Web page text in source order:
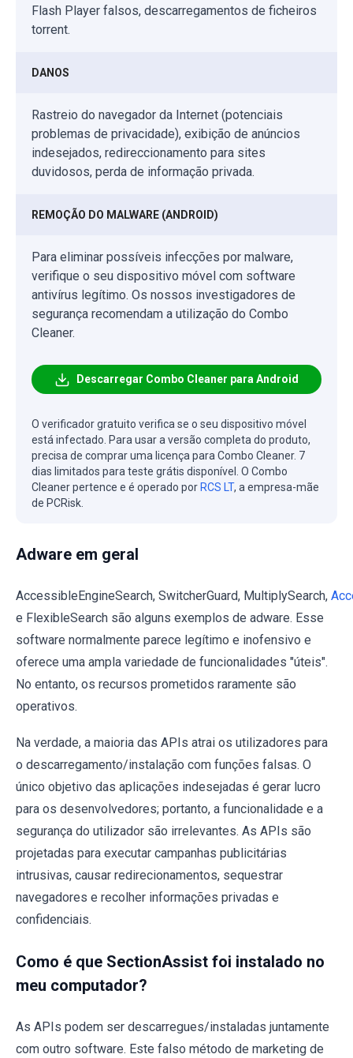
Flash Player falsos, descarregamentos de ficheiros
torrent.
DANOS
Rastreio do navegador da Internet (potenciais
problemas de privacidade), exibição de anúncios
indesejados, redireccionamento para sites
duvidosos, perda de informação privada.
REMOÇÃO DO MALWARE (ANDROID)
Para eliminar possíveis infecções por malware,
verifique o seu dispositivo móvel com software
antivírus legítimo. Os nossos investigadores de
segurança recomendam a utilização do Combo
Cleaner.
Descarregar Combo Cleaner para Android
O verificador gratuito verifica se o seu dispositivo móvel
está infectado. Para usar a versão completa do produto,
precisa de comprar uma licença para Combo Cleaner. 7
dias limitados para teste grátis disponível. O Combo
Cleaner pertence e é operado por RCS LT, a empresa-mãe
de PCRisk.
Adware em geral
AccessibleEngineSearch, SwitcherGuard, MultiplySearch,
e FlexibleSearch são alguns exemplos de adware. Esse
software normalmente parece legítimo e inofensivo e
oferece uma ampla variedade de funcionalidades "úteis".
No entanto, os recursos prometidos raramente são
operativos.
Na verdade, a maioria das APIs atrai os utilizadores para
o descarregamento/instalação com funções falsas. O
único objetivo das aplicações indesejadas é gerar lucro
para os desenvolvedores; portanto, a funcionalidade e a
segurança do utilizador são irrelevantes. As APIs são
projetadas para executar campanhas publicitárias
intrusivas, causar redirecionamentos, sequestrar
navegadores e recolher informações privadas e
confidenciais.
Como é que SectionAssist foi instalado no
meu computador?
As APIs podem ser descarregues/instaladas juntamente
com outro software. Este falso método de marketing de